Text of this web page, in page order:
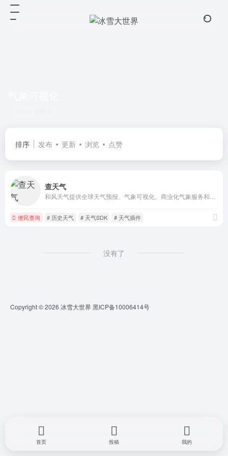
排序 发布 更新 浏览 点赞
查天气
便民查询 # 历史天气 # 天气SDK # 天气插件
没有了
Copyright © 2026 冰雪大世界黑ICP备10006414号
首页 投稿 我的